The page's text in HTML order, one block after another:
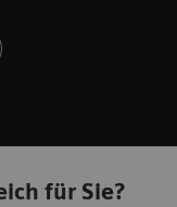
für Sie?